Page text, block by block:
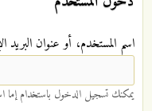
‏اسم المستخدم، أو عنوان البريد
يمكنك تسجيل الدخول باستخدام إما اسم